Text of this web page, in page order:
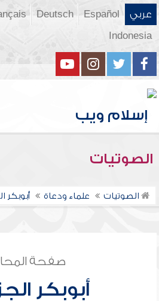
عربي Español
Deutsch
Indonesia
الصوتيات
الصوتيات علماء ودعاة أبوبكر
صفحة
أبوبكر